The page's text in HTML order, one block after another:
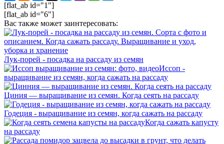
[flat_ab id="1"]
[flat_ab id="6"]
Вас также может заинтересовать:
Лук-порей - посадка на рассаду из семян
Иссоп -
выращивание из семян, когда сажать на рассаду
Циния — выращивание из семян. Когда сеять на рассаду
Годеция - выращивание из семян, когда сажать на рассаду
Когда сажать капусту
на рассаду